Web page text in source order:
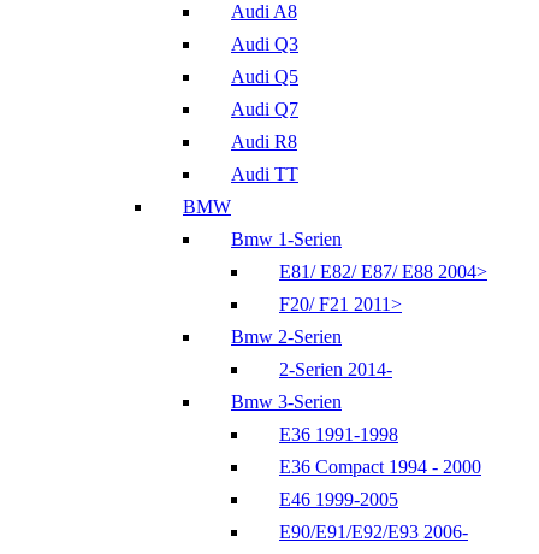
Audi A8
Audi Q3
Audi Q5
Audi Q7
Audi R8
Audi TT
BMW
Bmw 1-Serien
E81/ E82/ E87/ E88 2004>
F20/ F21 2011>
Bmw 2-Serien
2-Serien 2014-
Bmw 3-Serien
E36 1991-1998
E36 Compact 1994 - 2000
E46 1999-2005
E90/E91/E92/E93 2006-